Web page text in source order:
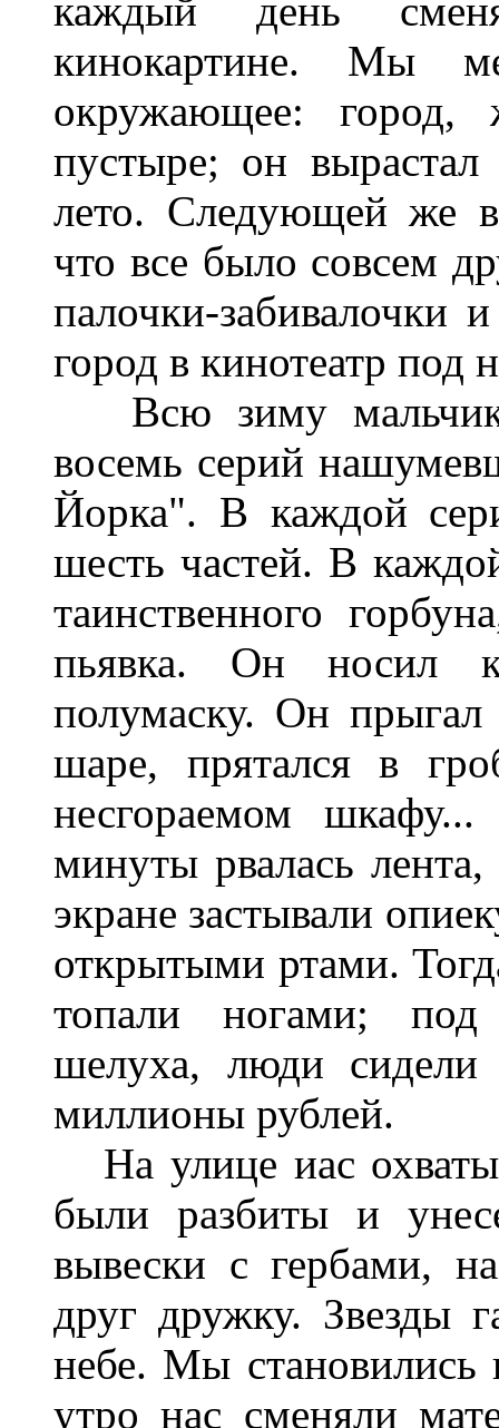
каждый день
кинокартине. Мы
окружающее: город,
пустыре; он
лето. Следующей же
что все было совсем
палочки-
город в кинотеатр под
Всю зиму
восемь серий
Йорка". В каждой
шесть частей. В
таинственного
пьявка. Он носил
полумаску. Он
шаре, прятался в
несгораемом
минуты рвалась
экране застывали
открытыми ртами.
топали ногами; под
шелуха, люди
миллионы рублей.
На улице иас
были разбиты и
вывески с гербами,
друг дружку. Звезды
небе. Мы становились
утро нас сменяли